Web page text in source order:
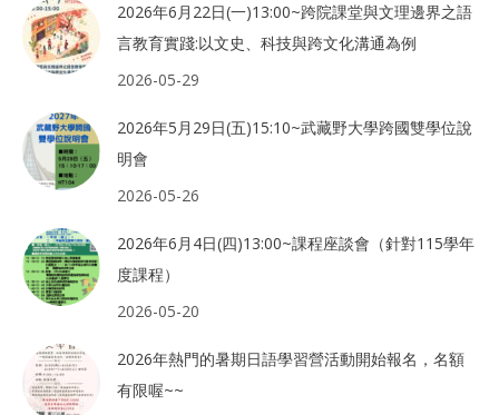
2026年6月22日(一)13:00~跨院課堂與文理邊界之語
言教育實踐:以文史、科技與跨文化溝通為例
2026-05-29
2026年5月29日(五)15:10~武藏野大學跨國雙學位說
明會
2026-05-26
2026年6月4日(四)13:00~課程座談會（針對115學年
度課程）
2026-05-20
2026年熱門的暑期日語學習營活動開始報名，名額
有限喔~~